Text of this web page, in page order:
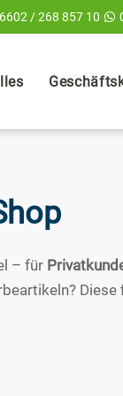
/ 268 857 10
– für
Diese